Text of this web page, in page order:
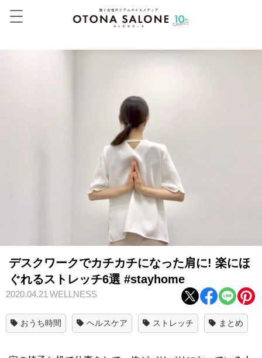
デスクワークでカチカチになった肩に! 楽にほ
ぐれるストレッチ6選 #stayhome
2020.04.21 WELLNESS
おうち時間 ヘルスケア ストレッチ まとめ